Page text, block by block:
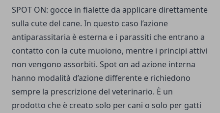
SPOT ON: gocce in fialette da applicare direttamente
sulla cute del cane. In questo caso l’azione
antiparassitaria è esterna e i parassiti che entrano a
contatto con la cute muoiono, mentre i principi attivi
non vengono assorbiti. Spot on ad azione interna
hanno modalità d’azione differente e richiedono
sempre la prescrizione del veterinario. È un
prodotto che è creato solo per cani o solo per gatti